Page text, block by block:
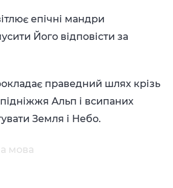
епічні мандри
Його відповісти за
праведний шлях крізь
Альп і всипаних
Земля і Небо.
мова